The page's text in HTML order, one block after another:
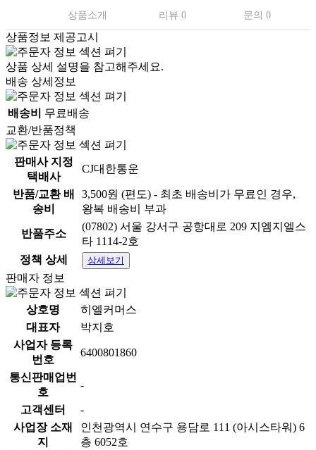
상품소개 리뷰 0 문의 0
상품정보 제공고시
상품 상세 설명을 참고해주세요.
배송 상세정보
배송비
무료배송
교환/반품정책
판매사 지정
택배사
CJ대한통운
반품/교환 배
송비
3,500원 (편도) - 최초 배송비가 무료인 경우,
왕복 배송비 부과
반품주소
(07802) 서울 강서구 공항대로 209 지엠지엘스
타 1114-2호
정책 상세
상세보기
판매자 정보
상호명
히엘커머스
대표자
박지호
사업자 등록
번호
6400801860
통신판매업번
호
-
고객센터
-
사업장 소재
지
인천광역시 연수구 용담로 111 (아시스타워) 6
층 6052호